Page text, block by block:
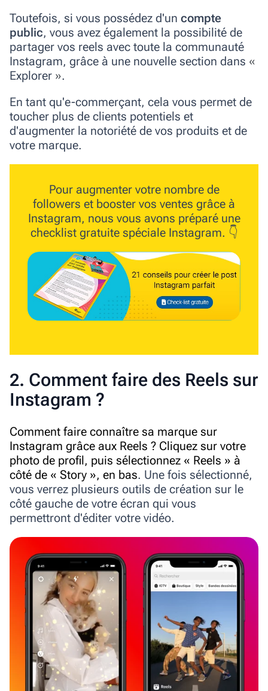
Toutefois, si vous possédez d'un compte
public, vous avez également la possibilité de
partager vos reels avec toute la communauté
Instagram, grâce à une nouvelle section dans «
Explorer ».
En tant qu'e-commerçant, cela vous permet de
toucher plus de clients potentiels et
d'augmenter la notoriété de vos produits et de
votre marque.
Pour augmenter votre nombre de
followers et booster vos ventes grâce à
Instagram, nous vous avons préparé une
checklist gratuite spéciale Instagram. 👇
2. Comment faire des Reels sur
Instagram ?
Comment faire connaître sa marque sur
Instagram grâce aux Reels ? Cliquez sur votre
photo de profil, puis sélectionnez « Reels » à
côté de « Story », en bas. Une fois sélectionné,
vous verrez plusieurs outils de création sur le
côté gauche de votre écran qui vous
permettront d'éditer votre vidéo.